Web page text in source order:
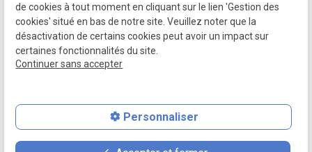
Mentions
légales
Politique de
confidentialité
Gestion des
cookies
Plan du site
Siret :
place contact_page phone
de cookies à tout moment en cliquant sur le lien 'Gestion des
cookies' situé en bas de notre site. Veuillez noter que la
désactivation de certains cookies peut avoir un impact sur
certaines fonctionnalités du site.
Continuer sans accepter
Personnaliser